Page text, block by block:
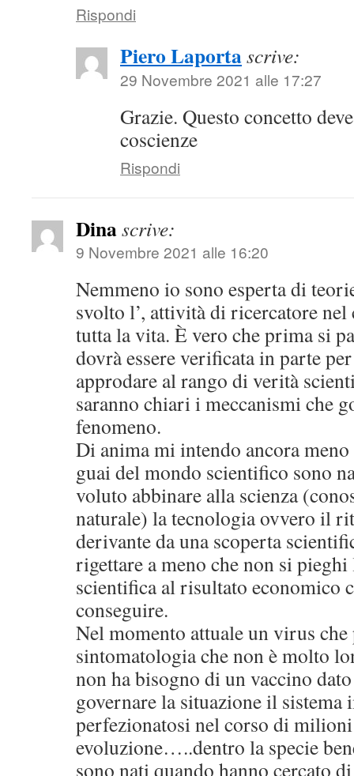
Rispondi
Piero Laportascrive:
29 Novembre 2021 alle 17:27
Grazie. Questo concetto
coscienze
Rispondi
Dinascrive:
9 Novembre 2021 alle 16:20
Nemmeno io sono esperta di
svolto l’, attività di ricercatore
tutta la vita. È vero che prima si
dovrà essere verificata in parte
approdare al rango di verità
saranno chiari i meccanismi che
fenomeno.
Di anima mi intendo ancora
guai del mondo scientifico sono
voluto abbinare alla scienza
naturale) la tecnologia ovvero il
derivante da una scoperta
rigettare a meno che non si pieghi
scientifica al risultato economico
conseguire.
Nel momento attuale un virus che
sintomatologia che non è molto
non ha bisogno di un vaccino dato
governare la situazione il
perfezionatosi nel corso di
evoluzione…..dentro la specie
sono nati quando hanno cercato